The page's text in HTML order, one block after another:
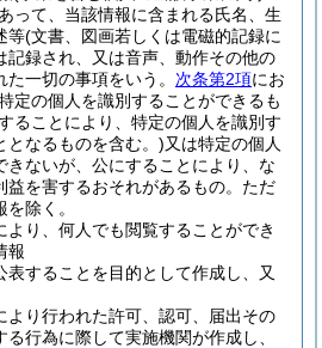
って、当該情報に含まれる氏名、生
等(文書、図画若しくは電磁的記録に
記録され、又は音声、動作その他の
一切の事項をいう。 次条第2項にお
定の個人を識別することができるも
ることにより、特定の個人を識別す
となるものを含む。)又は特定の個人
きないが、公にすることにより、な
を害するおそれがあるもの。 ただ
除く。
より、何人でも閲覧することができ
報
表することを目的として作成し、又
より行われた許可、認可、届出その
行為に際して実施機関が作成し、